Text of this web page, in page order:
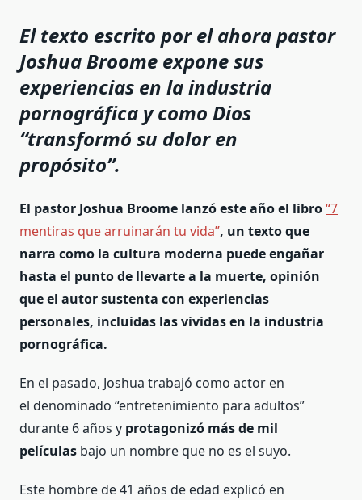
El texto escrito por el ahora pastor
Joshua Broome expone sus
experiencias en la industria
pornográfica y como Dios
“transformó su dolor en
propósito”.
El pastor Joshua Broome lanzó este año el libro“7
mentiras que arruinarán tu vida”, un texto que
narra como la cultura moderna puede engañar
hasta el punto de llevarte a la muerte, opinión
que el autor sustenta con experiencias
personales, incluidas las vividas en la industria
pornográfica.
En el pasado, Joshua trabajó como actor en
el denominado “entretenimiento para adultos”
durante 6 años y protagonizó más de mil
películas bajo un nombre que no es el suyo.
Este hombre de 41 años de edad explicó en